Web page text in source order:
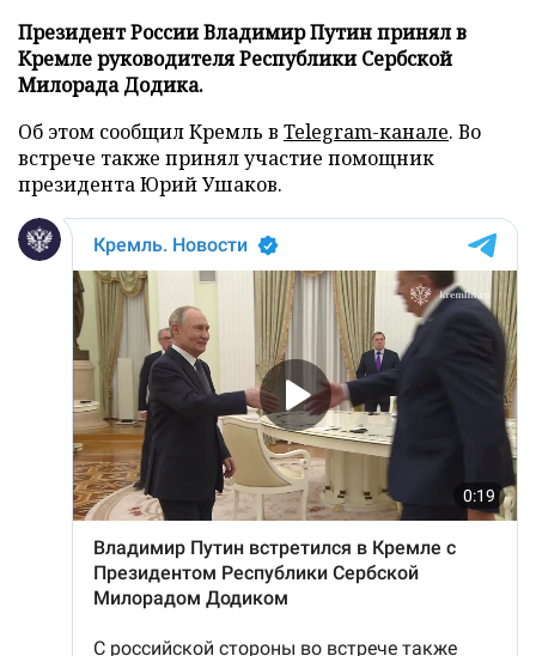
Президент России Владимир Путин принял в
Кремле руководителя Республики Сербской
Милорада Додика.
Об этом сообщил Кремль в Telegram-канале. Во
встрече также принял участие помощник
президента Юрий Ушаков.